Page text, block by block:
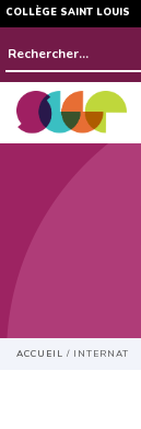
COLLÈGE SAINT LOUIS
Rechercher :
ACCUEIL / INTERNAT